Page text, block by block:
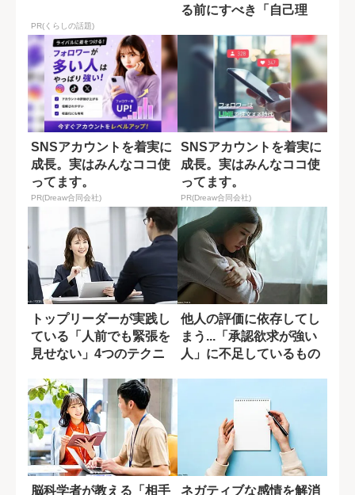
PR(くらしの話題)
る前にすべき「自己理
SNSアカウントを着実に
成長。実はみんなココ使
ってます。
PR(Dreaw合同会社)
SNSアカウントを着実に
成長。実はみんなココ使
ってます。
PR(Dreaw合同会社)
トップリーダーが実践し
ている「人前でも緊張を
見せない」4つのテクニ
他人の評価に依存してし
まう...「承認欲求が強い
人」に不足しているもの
脳科学者が教える「相手 ネガティブな感情を解消